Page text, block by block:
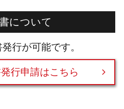
について
行が可能です。
行申請はこちら